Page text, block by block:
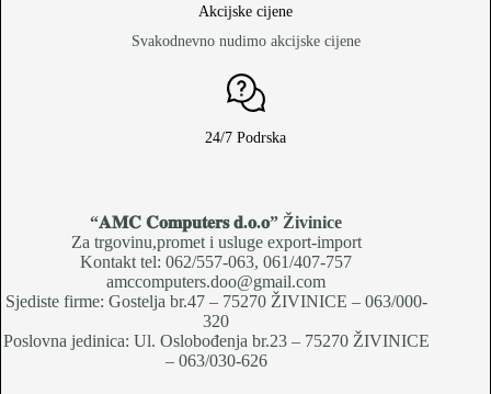
Akcijske cijene
Svakodnevno nudimo akcijske cijene
24/7 Podrska
“𝐀𝐌𝐂 𝐂𝐨𝐦𝐩𝐮𝐭𝐞𝐫𝐬 𝐝.𝐨.𝐨” Živinice
Za trgovinu,promet i usluge export-import
Kontakt tel: 062/557-063, 061/407-757
amccomputers.doo@gmail.com
Sjediste firme: Gostelja br.47 – 75270 ŽIVINICE – 063/000-
320
Poslovna jedinica: Ul. Oslobođenja br.23 – 75270 ŽIVINICE
– 063/030-626